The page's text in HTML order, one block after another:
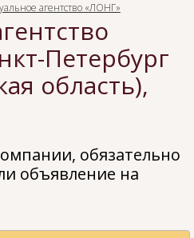
агентство «ЛОНГ»
Петербург
область),
обязательно
объявление на